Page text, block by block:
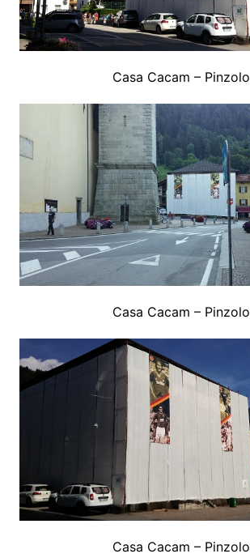
Casa Cacam – Pinzolo
Casa Cacam – Pinzolo
Casa Cacam – Pinzolo